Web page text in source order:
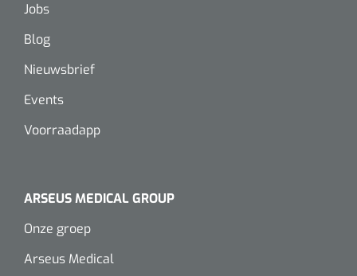
Jobs
Blog
Nieuwsbrief
Events
Voorraadapp
ARSEUS MEDICAL GROUP
Onze groep
Arseus Medical